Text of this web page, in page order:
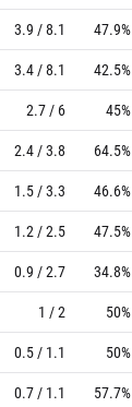
3.9 / 8.1 47.9%
3.4 / 8.1 42.5%
2.7 / 6 45%
2.4 / 3.8 64.5%
1.5 / 3.3 46.6%
1.2 / 2.5 47.5%
0.9 / 2.7 34.8%
1 / 2 50%
0.5 / 1.1 50%
0.7 / 1.1 57.7%